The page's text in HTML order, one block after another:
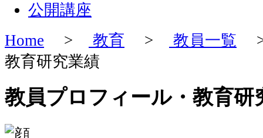
公開講座
Home > 教育 > 教員一覧 >
教育研究業績
教員プロフィール・教育研